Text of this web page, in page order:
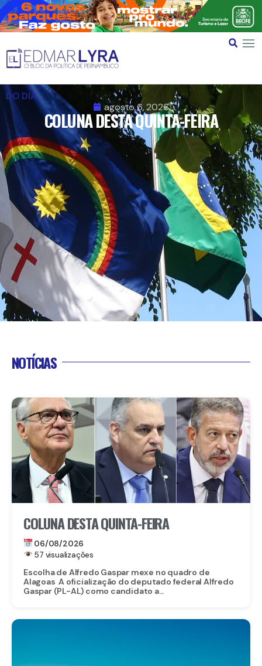
DO DIA
agosto 6, 2026
COLUNA DESTA QUINTA-FEIRA
NOTÍCIAS
COLUNA DESTA QUINTA-FEIRA
06/08/2026
57 visualizações
Escolha de Alfredo Gaspar mexe no quadro de
Alagoas A oficialização do deputado federal Alfredo
Gaspar (PL-AL) como candidato a...